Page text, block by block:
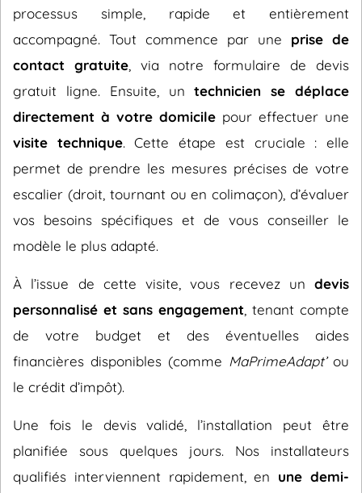
processus simple, rapide et entièrement
accompagné. Tout commence par une prise de
contact gratuite , via notre formulaire de devis
gratuit ligne. Ensuite, untechnicien se déplace
directement à votre domicile pour effectuer une
visite technique. Cette étape est cruciale : elle
permet de prendre les mesures précises de votre
escalier (droit, tournant ou en colimaçon), d’évaluer
vos besoins spécifiques et de vous conseiller le
modèle le plus adapté.
À l’issue de cette visite, vous recevez un devis
personnalisé et sans engagement , tenant compte
de votre budget et des éventuelles aides
financières disponibles (comme MaPrimeAdapt’ou
le crédit d’impôt).
Une fois le devis validé, l’installation peut être
planifiée sous quelques jours. Nos installateurs
qualifiés interviennent rapidement, en une demi-